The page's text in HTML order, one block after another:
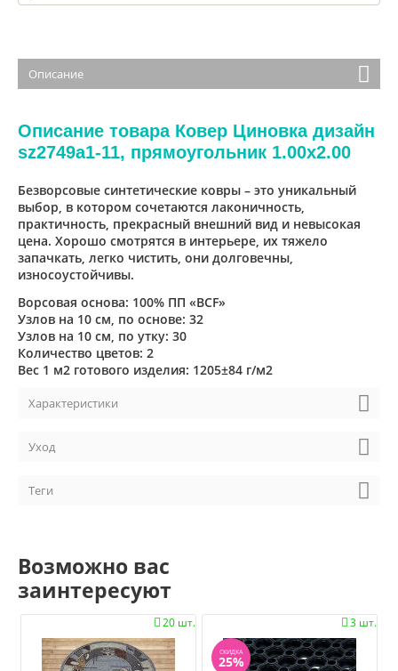
Описание
Описание товара Ковер Циновка дизайн
sz2749а1-11, прямоугольник 1.00x2.00
Безворсовые синтетические ковры – это уникальный
выбор, в котором сочетаются лаконичность,
практичность, прекрасный внешний вид и невысокая
цена. Хорошо смотрятся в интерьере, их тяжело
запачкать, легко чистить, они долговечны,
износоустойчивы.
Ворсовая основа: 100% ПП «BCF»
Узлов на 10 см, по основе: 32
Узлов на 10 см, по утку: 30
Количество цветов: 2
Вес 1 м2 готового изделия: 1205±84 г/м2
Характеристики
Уход
Теги
Возможно вас
заинтересуют
20 шт.
 3 шт.

СКИДКА
25%